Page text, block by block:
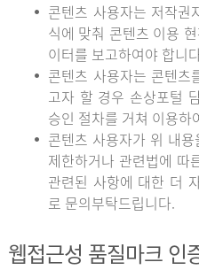
콘텐츠 사용자는 저작
식에 맞춰 콘텐츠 이용
이터를 보고하여야 합니
콘텐츠 사용자는 콘텐
고자 할 경우 손상포털
승인 절차를 거쳐 이용하
콘텐츠 사용자가 위 내
제한하거나 관련법에 따
관련된 사항에 대한 더
로 문의부탁드립니다.
웹접근성 품질마크 인